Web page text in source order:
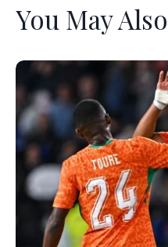
You May